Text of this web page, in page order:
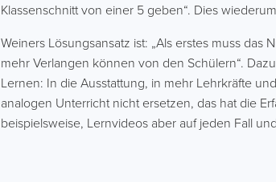
Klassenschnitt von einer 5 geben“. Dies
Weiners Lösungsansatz ist: „Als erstes muss
mehr Verlangen können von den Schülern“.
Lernen: In die Ausstattung, in mehr Lehrkräfte
analogen Unterricht nicht ersetzen, das hat die
beispielsweise, Lernvideos aber auf jeden Fall